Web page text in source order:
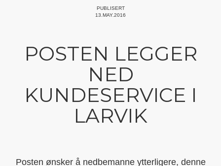
PUBLISERT
13.MAY.2016
POSTEN LEGGER
NED
KUNDESERVICE I
LARVIK
Posten ønsker å nedbemanne ytterligere, denne